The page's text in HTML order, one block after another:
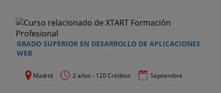
GRADO SUPERIOR EN DESARROLLO DE APLICACIONES
WEB
Madrid 2 años - 120 Créditos Septiembre